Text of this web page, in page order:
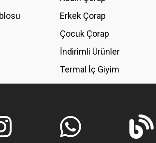
Erkek Çorap
Çocuk Çorap
İndirimli Ürünler
Termal İç Giyim